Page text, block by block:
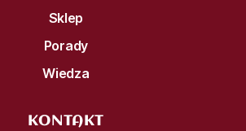
Sklep
Porady
Wiedza
KONTAKT